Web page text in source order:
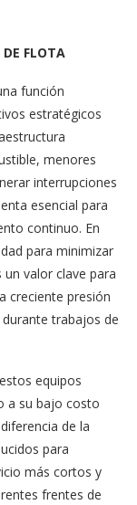
FLOTA
función
estratégicos
menores
interrupciones
esencial para
continuo. En
para minimizar
valor clave para
creciente presión
trabajos de
equipos
a su bajo costo
de la
para
más cortos y
frentes de